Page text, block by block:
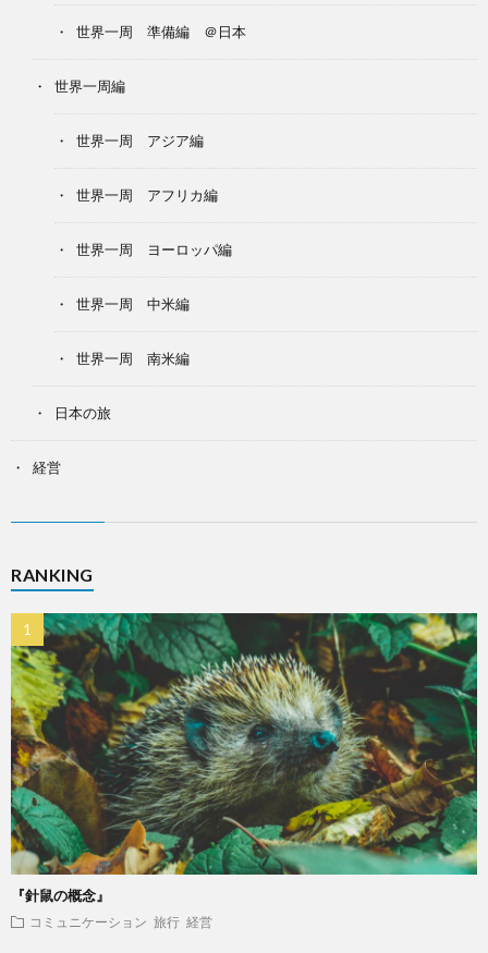
世界一周 準備編 ＠日本
世界一周編
世界一周 アジア編
世界一周 アフリカ編
世界一周 ヨーロッパ編
世界一周 中米編
世界一周 南米編
日本の旅
経営
RANKING
『針鼠の概念』
コミュニケーション 旅行 経営